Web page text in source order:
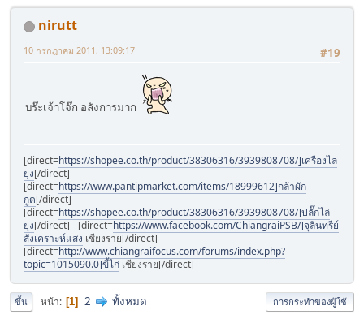
nirutt
#19
10 กรกฎาคม 2011, 13:09:17
บร๊ะเจ้าโจ๊ก อลังการมาก
[direct=https://shopee.co.th/product/38306316/3939808708/]เครื่องไล่
ยุง[/direct]
[direct=https://www.pantipmarket.com/items/18999612]กล้าผัก
กูด[/direct]
[direct=https://shopee.co.th/product/38306316/3939808708/]ปลั๊กไล่
ยุง[/direct] - [direct=https://www.facebook.com/ChiangraiPSB/]จุลินทรีย์
สังเคราะห์แสง เชียงราย[/direct]
[direct=http://www.chiangraifocus.com/forums/index.php?
topic=1015090.0]ขี้ไก่ เชียงราย[/direct]
ขึ้น หน้า 1 2 ทั้งหมด การกระทำของผู้ใช้